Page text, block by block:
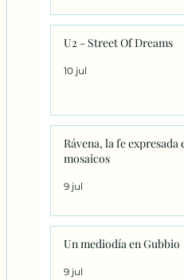
U2 - Street Of Dreams
10 jul
Rávena, la fe expresada
mosaicos
9 jul
Un mediodía en Gubbio
9 jul